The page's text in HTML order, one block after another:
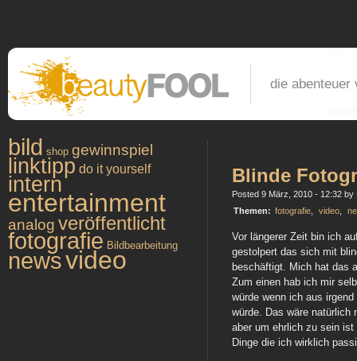
die abenteuer
bild shop gewinnspiel
linktipp do it yourself
intern
entertainment
analog veröffentlicht
fotografie Bildbearbeitung
newsvideo
Blinde
Posted 9 März, 2010 - 12:32 by
Themen: fotografie video
Vor längerer Zeit bin ich
gestolpert das sich mit
beschäftigt. Mich hat das
Zum einen hab ich mir
würde wenn ich aus
würde. Das wäre natürlich
aber um ehrlich zu sein
Dinge die ich wirklich